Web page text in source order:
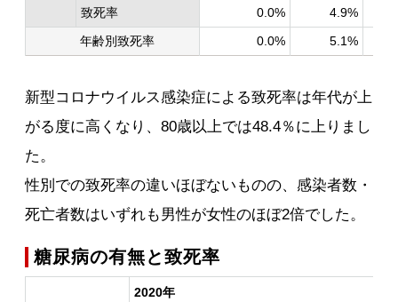
致死率
0.0% 4.9%
年齢別致死率
0.0% 5.1%
新型コロナウイルス感染症による致死率は年代が上
がる度に高くなり、80歳以上では48.4％に上りまし
た。
性別での致死率の違いほぼないものの、感染者数・
死亡者数はいずれも男性が女性のほぼ2倍でした。
糖尿病の有無と致死率
2020年